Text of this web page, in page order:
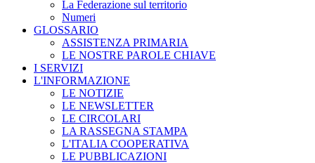
La Federazione sul territorio
Numeri
GLOSSARIO
ASSISTENZA PRIMARIA
LE NOSTRE PAROLE CHIAVE
I SERVIZI
L'INFORMAZIONE
LE NOTIZIE
LE NEWSLETTER
LE CIRCOLARI
LA RASSEGNA STAMPA
L'ITALIA COOPERATIVA
LE PUBBLICAZIONI